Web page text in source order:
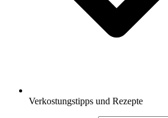
Verkostungstipps und Rezepte